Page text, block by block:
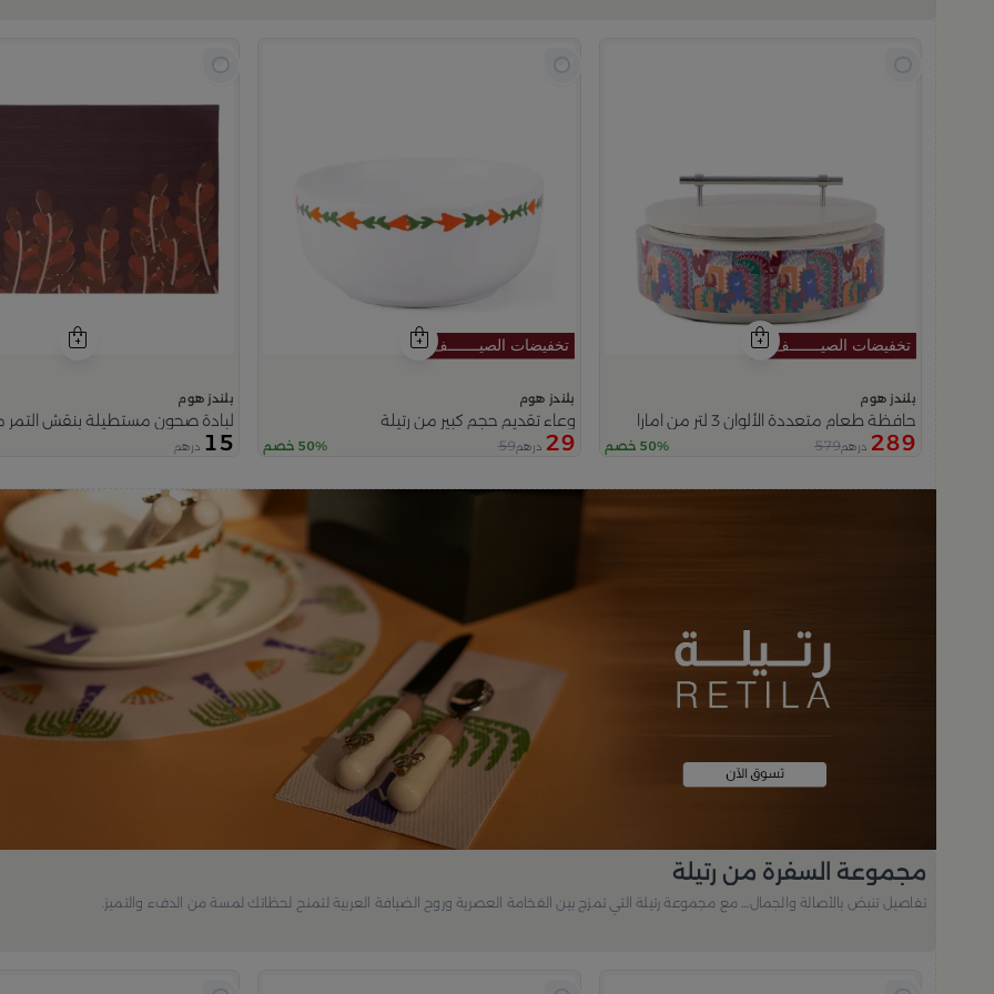
بلندز هوم
حافظة طعام متعددة الألوان 3 لتر من امارا
289 درهم579 50% خصم
بلندز هوم
وعاء تقديم حجم كبير من رتيلة
29 درهم59 50% خصم
بلندز هوم
لبادة صحون مستطيلة بنقش التمر
15 درهم
مجموعة السفرة من رتيلة
تفاصيل تنبض بالأصالة والجمال… مع مجموعة رتيلة التي تمزج بين الفخامة العصرية وروح الضيافة العربية لتمنح لحظاتك لمسة من الدفء والتميز.